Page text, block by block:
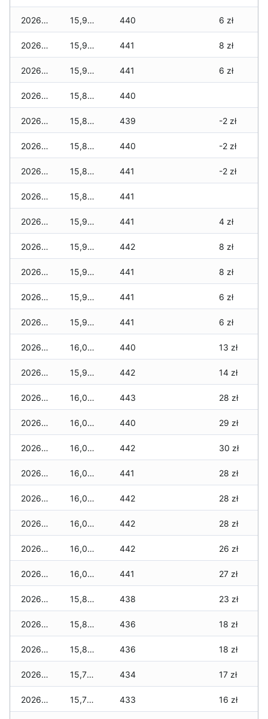
2026-06-24 15,900 zł 440 6 zł
2026-06-23 15,900 zł 441 8 zł
2026-06-22 15,950 zł 441 6 zł
2026-06-21 15,800 zł 440
2026-06-20 15,800 zł 439 -2 zł
2026-06-19 15,800 zł 440 -2 zł
2026-06-18 15,800 zł 441 -2 zł
2026-06-17 15,850 zł 441
2026-06-16 15,900 zł 441 4 zł
2026-06-15 15,950 zł 442 8 zł
2026-06-14 15,940 zł 441 8 zł
2026-06-13 15,920 zł 441 6 zł
2026-06-12 15,920 zł 441 6 zł
2026-06-11 16,020 zł 440 13 zł
2026-06-10 15,980 zł 442 14 zł
2026-06-09 16,050 zł 443 28 zł
2026-06-07 16,050 zł 440 29 zł
2026-06-06 16,080 zł 442 30 zł
2026-06-05 16,030 zł 441 28 zł
2026-06-04 16,040 zł 442 28 zł
2026-06-03 16,020 zł 442 28 zł
2026-06-02 16,020 zł 442 26 zł
2026-06-01 16,010 zł 441 27 zł
2026-05-31 15,850 zł 438 23 zł
2026-05-30 15,800 zł 436 18 zł
2026-05-29 15,800 zł 436 18 zł
2026-05-28 15,780 zł 434 17 zł
2026-05-27 15,730 zł 433 16 zł